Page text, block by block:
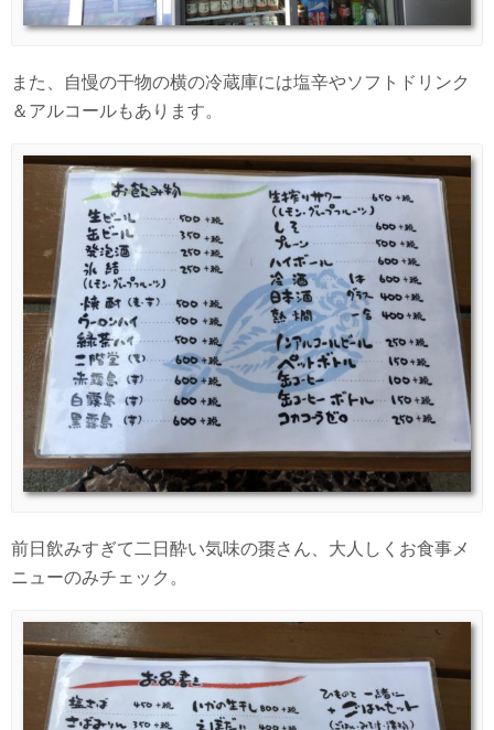
また、自慢の干物の横の冷蔵庫には塩辛やソフトドリンク
＆アルコールもあります。
前日飲みすぎて二日酔い気味の棗さん、大人しくお食事メ
ニューのみチェック。